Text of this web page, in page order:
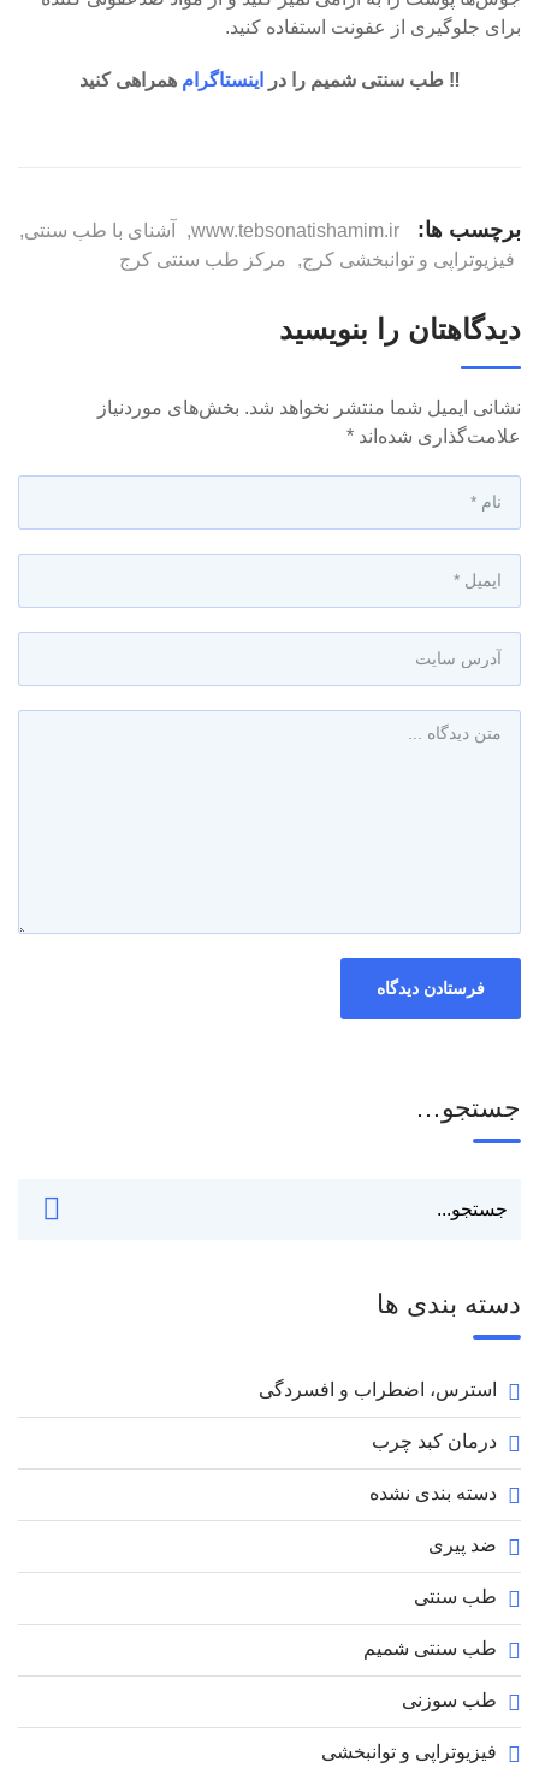
برای جلوگیری از عفونت استفاده کنید.
‼️ طب سنتی شمیم را در اینستاگرام همراهی کنید
برچسب ها: www.tebsonatishamim.ir
, آشنای با طب سنتی,
فیزیوتراپی و توانبخشی کرج, مرکز طب سنتی کرج
دیدگاهتان را بنویسید
نشانی ایمیل شما منتشر نخواهد شد. بخش‌های موردنیاز
علامت‌گذاری شده‌اند *
جستجو…
دسته بندی ها
استرس، اضطراب و افسردگی
درمان کبد چرب
دسته بندی نشده
ضد پیری
طب سنتی
طب سنتی شمیم
طب سوزنی
فیزیوتراپی و توانبخشی